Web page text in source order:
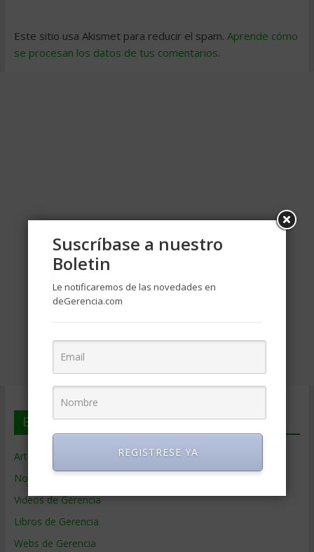
Este sitio usa Akismet para reducir el spam. Aprende cómo
se procesan los datos de tus comentarios.
En deGerencia.com
Artículos de Gerencia
Noticias de Gerencia
Videos de Gerencia
Libros de Gerencia
Webs de Gerencia
Suscríbase a nuestro
Boletin
Le notificaremos de las novedades en
deGerencia.com
REGISTRESE YA